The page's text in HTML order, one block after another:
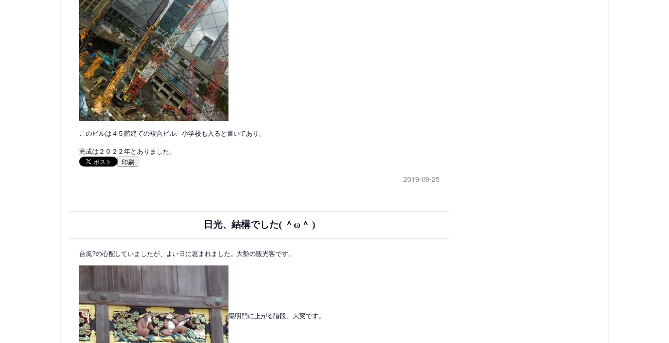
このビルは４５階建ての複合ビル、小学校も入ると書いてあり、
完成は２０２２年とありました。
印刷
2019-09-25
日光、結構でした( ＾ω＾ )
台風?の心配していましたが、よい日に恵まれました。大勢の観光客です。
陽明門に上がる階段、大変です。